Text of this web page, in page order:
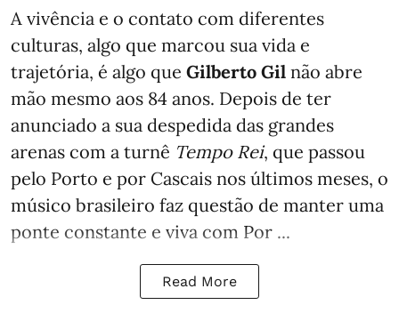
A vivência e o contato com diferentes
culturas, algo que marcou sua vida e
trajetória, é algo que Gilberto Gil não abre
mão mesmo aos 84 anos. Depois de ter
anunciado a sua despedida das grandes
arenas com a turnê Tempo Rei, que passou
pelo Porto e por Cascais nos últimos meses, o
músico brasileiro faz questão de manter uma
ponte constante e viva com Por ...
Read More